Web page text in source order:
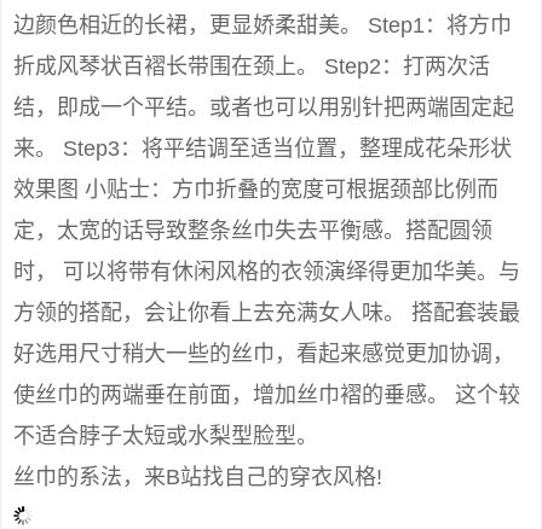
边颜色相近的长裙，更显娇柔甜美。 Step1：将方巾
折成风琴状百褶长带围在颈上。 Step2：打两次活
结，即成一个平结。或者也可以用别针把两端固定起
来。 Step3：将平结调至适当位置，整理成花朵形状
效果图 小贴士：方巾折叠的宽度可根据颈部比例而
定，太宽的话导致整条丝巾失去平衡感。搭配圆领
时， 可以将带有休闲风格的衣领演绎得更加华美。与
方领的搭配，会让你看上去充满女人味。 搭配套装最
好选用尺寸稍大一些的丝巾，看起来感觉更加协调，
使丝巾的两端垂在前面，增加丝巾褶的垂感。 这个较
不适合脖子太短或水梨型脸型。
丝巾的系法，来B站找自己的穿衣风格!